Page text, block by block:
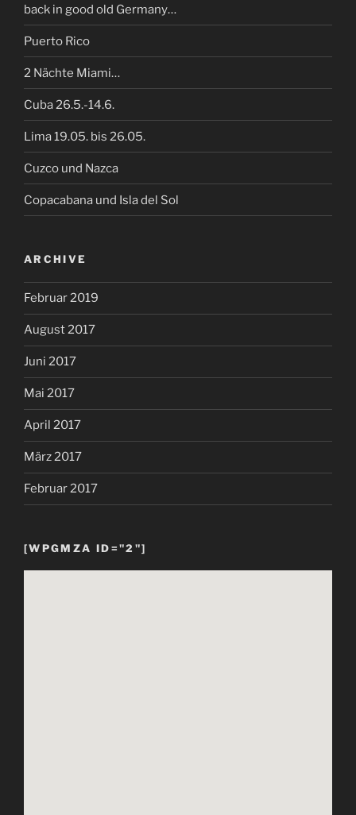
back in good old Germany…
Puerto Rico
2 Nächte Miami…
Cuba 26.5.-14.6.
Lima 19.05. bis 26.05.
Cuzco und Nazca
Copacabana und Isla del Sol
ARCHIVE
Februar 2019
August 2017
Juni 2017
Mai 2017
April 2017
März 2017
Februar 2017
[WPGMZA ID="2"]